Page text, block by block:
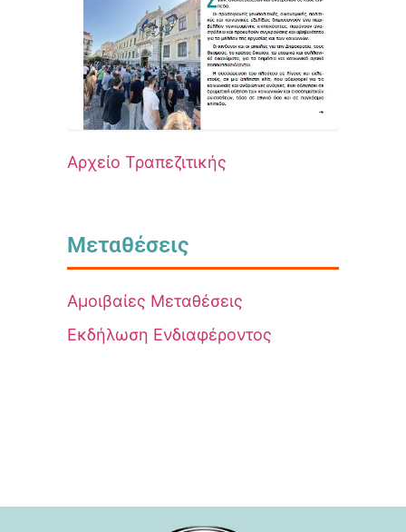
Αρχείο Τραπεζιτικής
Μεταθέσεις
Αμοιβαίες Μεταθέσεις
Εκδήλωση Ενδιαφέροντος